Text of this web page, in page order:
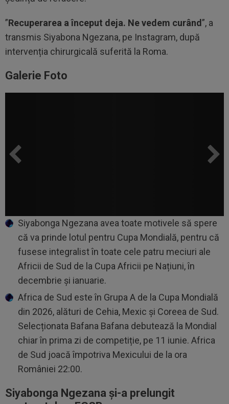
”Recuperarea a început deja. Ne vedem curând”, a
transmis Siyabona Ngezana, pe Instagram, după
intervenția chirurgicală suferită la Roma.
Galerie Foto
Siyabonga Ngezana avea toate motivele să spere
că va prinde lotul pentru Cupa Mondială, pentru că
fusese integralist în toate cele patru meciuri ale
Africii de Sud de la Cupa Africii pe Națiuni, în
decembrie și ianuarie.
Africa de Sud este în Grupa A de la Cupa Mondială
din 2026, alături de Cehia, Mexic și Coreea de Sud.
Selecționata Bafana Bafana debutează la Mondial
chiar în prima zi de competiție, pe 11 iunie. Africa
de Sud joacă împotriva Mexicului de la ora
României 22:00.
Siyabonga Ngezana și-a prelungit